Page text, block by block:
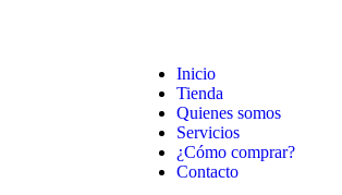
Inicio
Tienda
Quienes somos
Servicios
¿Cómo comprar?
Contacto